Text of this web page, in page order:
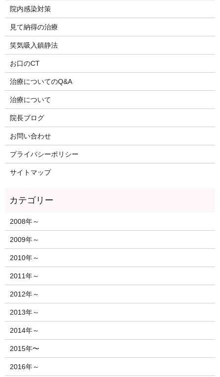
院内感染対策
見て納得の治療
笑気吸入鎮静法
お口のCT
治療についてのQ&A
治療について
院長ブログ
お問い合わせ
プライバシーポリシー
サイトマップ
2008年～
2009年～
2010年～
2011年～
2012年～
2013年～
2014年～
2015年〜
2016年～